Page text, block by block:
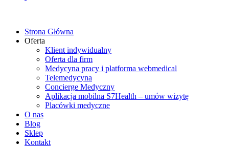
Strona Główna
Oferta
Klient indywidualny
Oferta dla firm
Medycyna pracy i platforma webmedical
Telemedycyna
Concierge Medyczny
Aplikacja mobilna S7Health – umów wizytę
Placówki medyczne
O nas
Blog
Sklep
Kontakt